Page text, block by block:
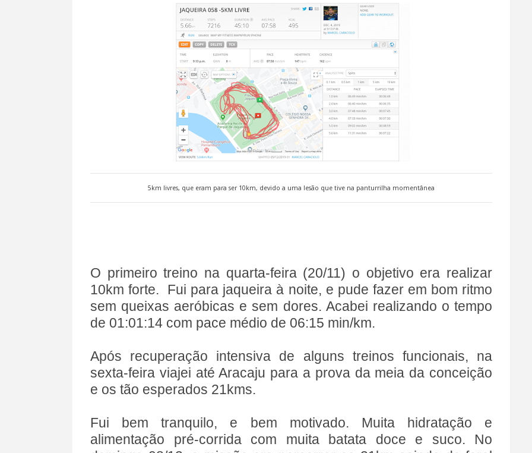
5km livres, que eram para ser 10km, devido a uma lesão que tive na panturrilha momentânea
O primeiro treino na quarta-feira (20/11) o objetivo era realizar
10km forte. Fui para jaqueira à noite, e pude fazer em bom ritmo
sem queixas aeróbicas e sem dores. Acabei realizando o tempo
de 01:01:14 com pace médio de 06:15 min/km.
Após recuperação intensiva de alguns treinos funcionais, na
sexta-feira viajei até Aracaju para a prova da meia da conceição
e os tão esperados 21kms.
Fui bem tranquilo, e bem motivado. Muita hidratação e
alimentação pré-corrida com muita batata doce e suco. No